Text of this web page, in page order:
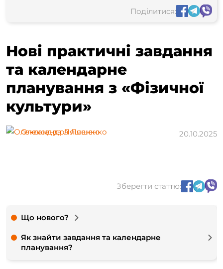
Поділитися:
Нові практичні завдання
та календарне
планування з «Фізичної
культури»
Олександра Ляшенко 20.10.2025
Зберегти статтю:
Що нового?
Як знайти завдання та календарне
планування?